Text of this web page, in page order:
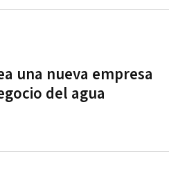
una nueva empresa
del agua